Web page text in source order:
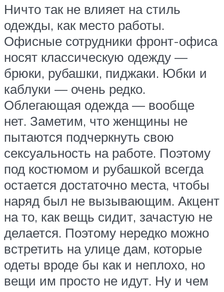
Ничто так не влияет на стиль
одежды, как место работы.
Офисные сотрудники фронт-офиса
носят классическую одежду —
брюки, рубашки, пиджаки. Юбки и
каблуки — очень редко.
Облегающая одежда — вообще
нет. Заметим, что женщины не
пытаются подчеркнуть свою
сексуальность на работе. Поэтому
под костюмом и рубашкой всегда
остается достаточно места, чтобы
наряд был не вызывающим. Акцент
на то, как вещь сидит, зачастую не
делается. Поэтому нередко можно
встретить на улице дам, которые
одеты вроде бы как и неплохо, но
вещи им просто не идут. Ну и чем